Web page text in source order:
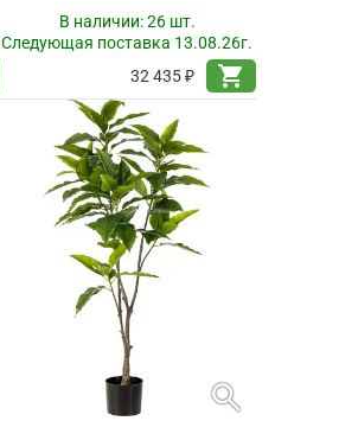
В наличии:26 шт.
Следующая поставка 13.08.26г.
32 435 ₽
shopping_cart
search